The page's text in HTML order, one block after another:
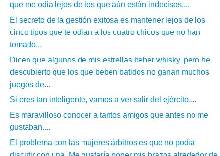
que me odia lejos de los que aún están indecisos....
El secreto de la gestión exitosa es mantener lejos de los
cinco tipos que te odian a los cuatro chicos que no han
tomado...
Dicen que algunos de mis estrellas beber whisky, pero he
descubierto que los que beben batidos no ganan muchos
juegos de...
Si eres tan inteligente, vamos a ver salir del ejército....
Es maravilloso conocer a tantos amigos que antes no me
gustaban....
El problema con las mujeres árbitros es que no podía